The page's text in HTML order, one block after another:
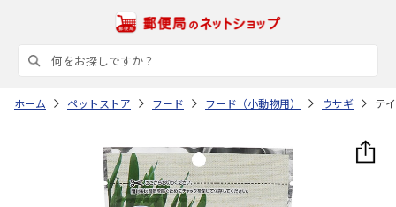
ホーム ペットストア フード フード（小動物用） ウサギ テ